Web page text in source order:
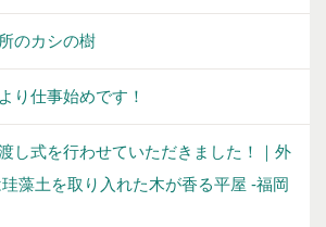
のカシの樹
り仕事始めです！
し式を行わせていただきました！｜外
藻土を取り入れた木が香る平屋 -福岡